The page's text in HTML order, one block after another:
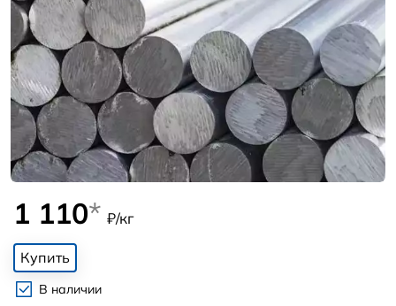
1 110* ₽/кг
Купить
В наличии